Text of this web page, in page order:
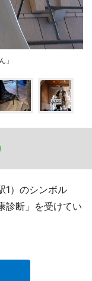
」
1）のシンボル
診断」を受けてい